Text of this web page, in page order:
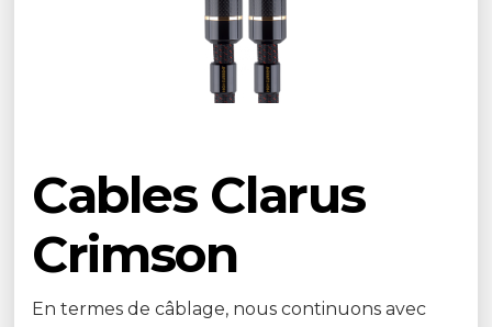
Cables Clarus
Crimson
En termes de câblage, nous continuons avec